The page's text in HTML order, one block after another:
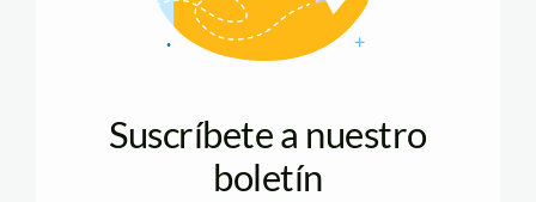
Suscríbete a nuestro
boletín